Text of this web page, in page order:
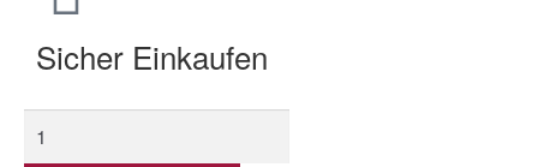
Sicher Einkaufen